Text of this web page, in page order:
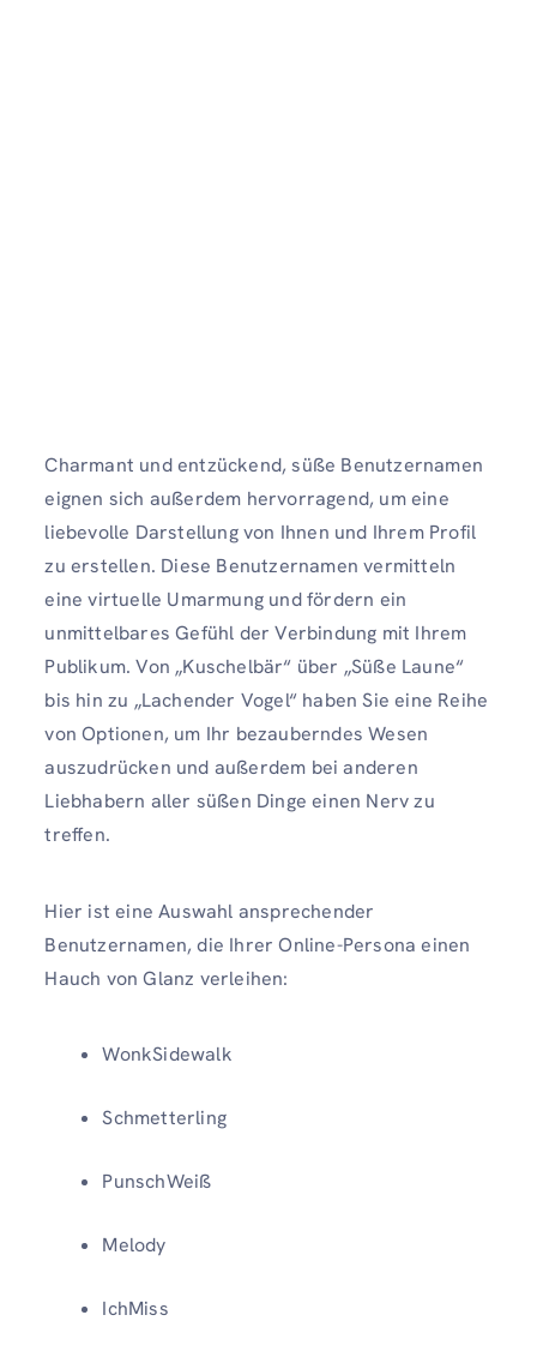
Charmant und entzückend, süße Benutzernamen
eignen sich außerdem hervorragend, um eine
liebevolle Darstellung von Ihnen und Ihrem Profil
zu erstellen. Diese Benutzernamen vermitteln
eine virtuelle Umarmung und fördern ein
unmittelbares Gefühl der Verbindung mit Ihrem
Publikum. Von „Kuschelbär“ über „Süße Laune“
bis hin zu „Lachender Vogel“ haben Sie eine Reihe
von Optionen, um Ihr bezauberndes Wesen
auszudrücken und außerdem bei anderen
Liebhabern aller süßen Dinge einen Nerv zu
treffen.
Hier ist eine Auswahl ansprechender
Benutzernamen, die Ihrer Online-Persona einen
Hauch von Glanz verleihen:
WonkSidewalk
Schmetterling
PunschWeiß
Melody
IchMiss